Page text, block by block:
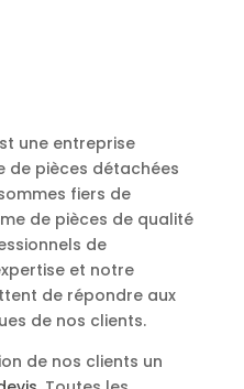
une entreprise
de pièces détachées
fiers de
de pièces de qualité
de
et notre
de répondre aux
de nos clients.
de nos clients un